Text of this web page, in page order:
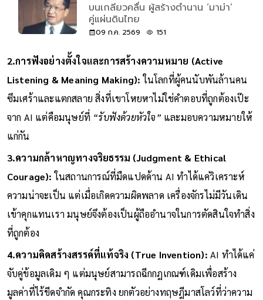
‘พิพัฒ พะเนียงเวทย์’ ถอดความคิด
บนเกลียวคลื่น ผู้สร้างตำนาน ‘มาม่า’
คู่แผ่นดินไทย
2.การฟังอย่างตั้งใจและการสร้างความหมาย (Active
Listening & Meaning Making):ในโลกที่ผู้คนนับพันล้านคน
ซึมเศร้าและแตกสลาย สิ่งที่เขาโหยหาไม่ใช่คำตอบที่ถูกต้องเป๊ะ
จาก AI แต่คือมนุษย์ที่
3.ความกล้าหาญทางจริยธรรม (Judgment & Ethical
Courage):ในสถานการณ์ที่มืดแปดด้าน AI ทำได้แค่วิเคราะห์
ความน่าจะเป็น แต่เมื่อเกิดความผิดพลาด เครื่องจักรไม่มีวันเดิน
เข้าคุกแทนเรา มนุษย์จึงต้องเป็นผู้ถืออำนาจในการตัดสินใจทำสิ่ง
ที่ถูกต้อง
4.ความคิดสร้างสรรค์ที่แท้จริง (True Invention):AI ทำได้แค่
จับคู่ข้อมูลเดิม ๆ แต่มนุษย์สามารถฉีกกฎเกณฑ์เดิมเพื่อสร้าง